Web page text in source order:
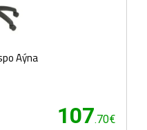
Aýna
107.70€